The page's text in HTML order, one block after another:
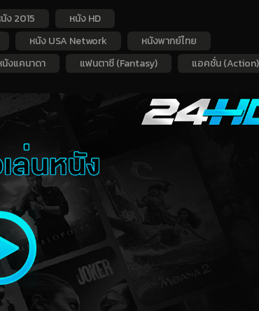
ง 2015
หนัง HD
หนัง USA Network
หนังพากย์ไทย
นังแคนาดา แฟนตาซี (Fantasy) แอคชั่น (Action)